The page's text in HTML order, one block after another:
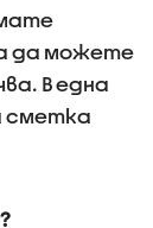
да можете
В една
сметка